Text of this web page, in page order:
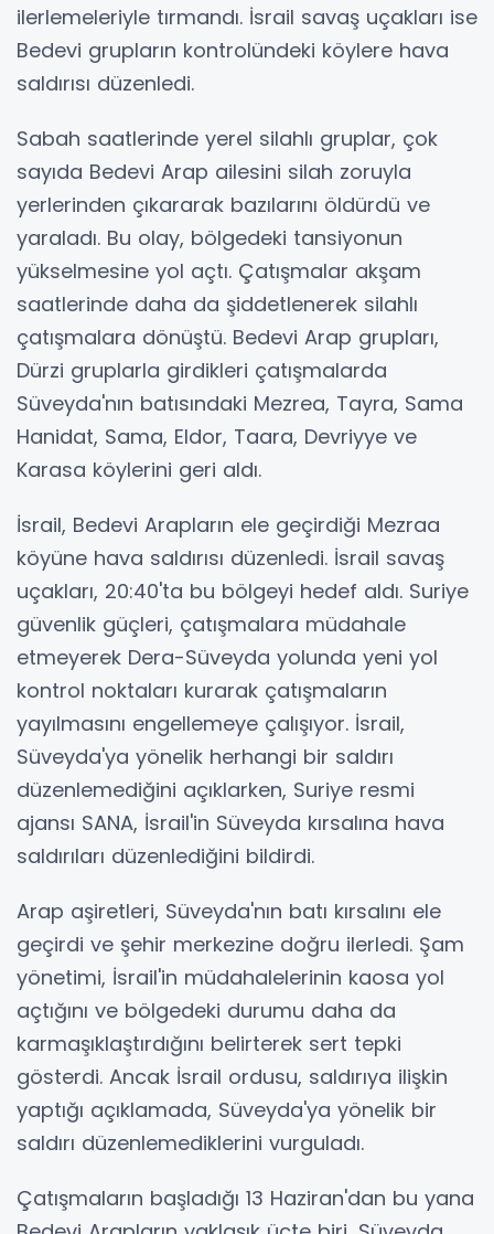
ilerlemeleriyle tırmandı. İsrail savaş uçakları ise
Bedevi grupların kontrolündeki köylere hava
saldırısı düzenledi.
Sabah saatlerinde yerel silahlı gruplar, çok
sayıda Bedevi Arap ailesini silah zoruyla
yerlerinden çıkararak bazılarını öldürdü ve
yaraladı. Bu olay, bölgedeki tansiyonun
yükselmesine yol açtı. Çatışmalar akşam
saatlerinde daha da şiddetlenerek silahlı
çatışmalara dönüştü. Bedevi Arap grupları,
Dürzi gruplarla girdikleri çatışmalarda
Süveyda'nın batısındaki Mezrea, Tayra, Sama
Hanidat, Sama, Eldor, Taara, Devriyye ve
Karasa köylerini geri aldı.
İsrail, Bedevi Arapların ele geçirdiği Mezraa
köyüne hava saldırısı düzenledi. İsrail savaş
uçakları, 20:40'ta bu bölgeyi hedef aldı. Suriye
güvenlik güçleri, çatışmalara müdahale
etmeyerek Dera-Süveyda yolunda yeni yol
kontrol noktaları kurarak çatışmaların
yayılmasını engellemeye çalışıyor. İsrail,
Süveyda'ya yönelik herhangi bir saldırı
düzenlemediğini açıklarken, Suriye resmi
ajansı SANA, İsrail'in Süveyda kırsalına hava
saldırıları düzenlediğini bildirdi.
Arap aşiretleri, Süveyda'nın batı kırsalını ele
geçirdi ve şehir merkezine doğru ilerledi. Şam
yönetimi, İsrail'in müdahalelerinin kaosa yol
açtığını ve bölgedeki durumu daha da
karmaşıklaştırdığını belirterek sert tepki
gösterdi. Ancak İsrail ordusu, saldırıya ilişkin
yaptığı açıklamada, Süveyda'ya yönelik bir
saldırı düzenlemediklerini vurguladı.
Çatışmaların başladığı 13 Haziran'dan bu yana